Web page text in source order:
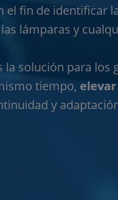
el fin de identificar
lámparas y
la solución para
tiempo,
y